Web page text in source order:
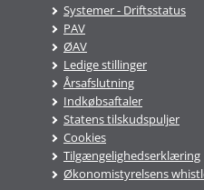
Systemer - Driftsstatus
PAV
ØAV
Ledige stillinger
Årsafslutning
Indkøbsaftaler
Statens tilskudspuljer
Cookies
Tilgængelighedserklæring
Økonomistyrelsens